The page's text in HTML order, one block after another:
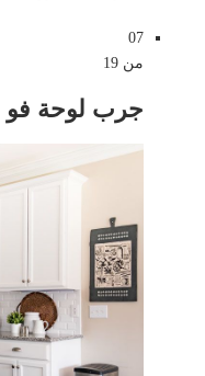
07
من 19
جرب لوحة فو